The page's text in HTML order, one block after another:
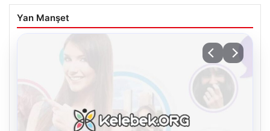
Yan Manşet